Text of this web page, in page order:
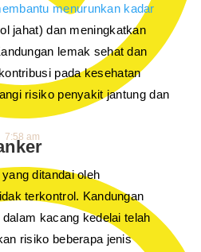
7:58 am
menurunkan kadar
jahat) dan meningkatkan
lemak sehat dan
pada kesehatan
risiko penyakit jantung dan
ditandai oleh
terkontrol. Kandungan
kacang kedelai telah
risiko beberapa jenis